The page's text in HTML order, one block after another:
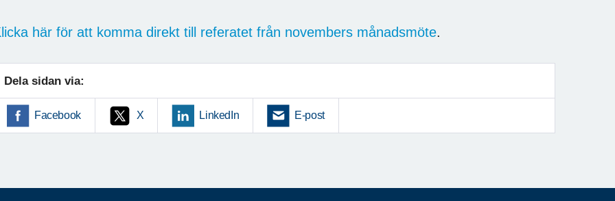
här för att komma direkt till referatet från novembers månadsmöte.
Dela sidan via:
Facebook X LinkedIn E-post